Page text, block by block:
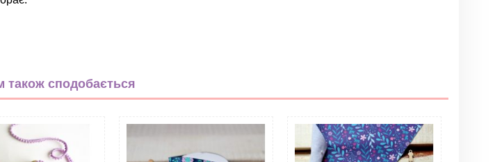
бузковий
Поліестер 100%
сподобається